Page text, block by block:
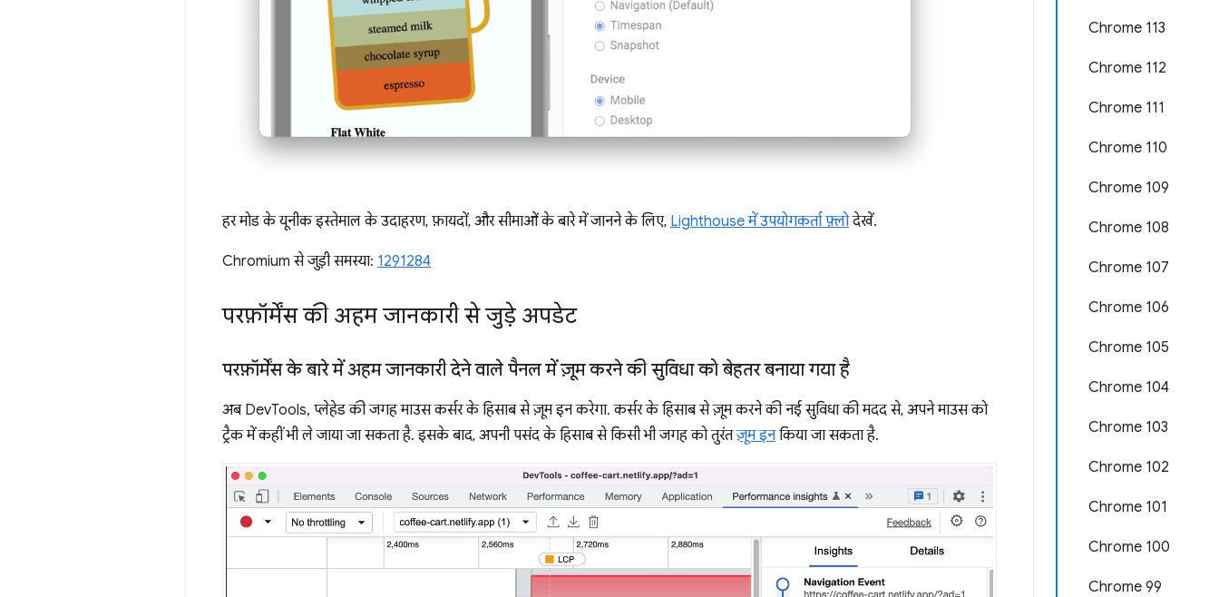
Chrome 113
Chrome 112
Chrome 111
Chrome 110
Chrome 109
Chrome 108
Chrome 107
Chrome 106
Chrome 105
Chrome 104
Chrome 103
Chrome 102
Chrome 101
Chrome 100
Chrome 99
हर मोड के यूनीक इस्तेमाल के उदाहरण, फ़ायदों, और सीमाओं के बारे में जानने के लिए, Lighthouse में उपयोगकर्ता फ़्लोदेखें.
Chromium से जुड़ी समस्या: 1291284
परफ़ॉर्मेंस की अहम जानकारी से जुड़े अपडेट
परफ़ॉर्मेंस के बारे में अहम जानकारी देने वाले पैनल में ज़ूम करने की सुविधा को बेहतर बनाया गया है
अब DevTools, प्लेहेड की जगह माउस कर्सर के हिसाब से ज़ूम इन करेगा. कर्सर के हिसाब से ज़ूम करने की नई सुविधा की मदद से, अपने माउस को
ट्रैक में कहीं भी ले जाया जा सकता है. इसके बाद, अपनी पसंद के हिसाब से किसी भी जगह को तुरंतज़ूम इनकिया जा सकता है.